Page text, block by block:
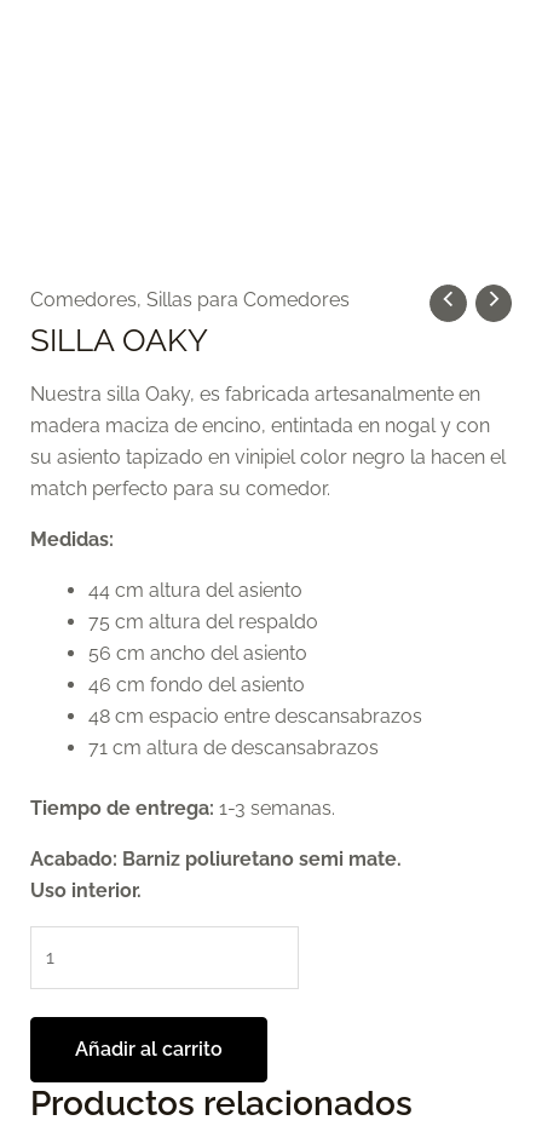
Comedores, Sillas para Comedores
SILLA OAKY
Nuestra silla Oaky, es fabricada artesanalmente en
madera maciza de encino, entintada en nogal y con
su asiento tapizado en vinipiel color negro la hacen el
match perfecto para su comedor.
Medidas:
44 cm altura del asiento
75 cm altura del respaldo
56 cm ancho del asiento
46 cm fondo del asiento
48 cm espacio entre descansabrazos
71 cm altura de descansabrazos
Tiempo de entrega: 1-3 semanas.
Acabado: Barniz poliuretano semi mate.
Uso interior.
SILLA
OAKY
Añadir al carrito
Productos relacionados